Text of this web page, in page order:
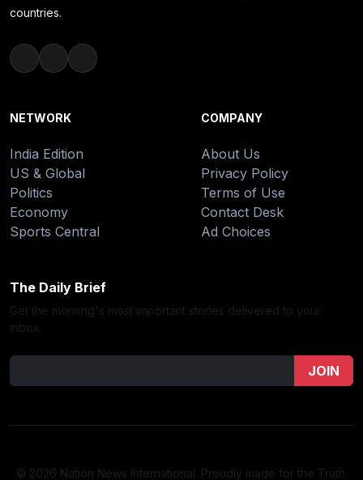
countries.
NETWORK
India Edition
US & Global
Politics
Economy
Sports Central
COMPANY
About Us
Privacy Policy
Terms of Use
Contact Desk
Ad Choices
The Daily Brief
Get the morning's most important stories delivered to your
inbox.
JOIN
© 2026 Nation News International. Proudly made for the Truth.